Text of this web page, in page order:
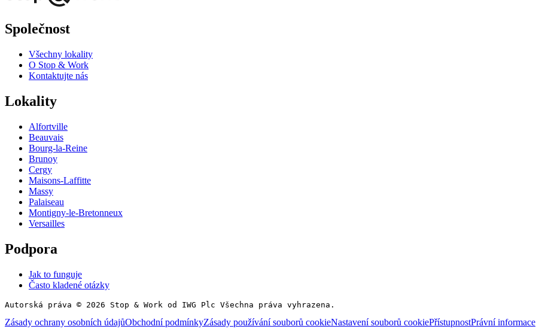
Společnost
Všechny lokality
O Stop & Work
Kontaktujte nás
Lokality
Alfortville
Beauvais
Bourg-la-Reine
Brunoy
Cergy
Maisons-Laffitte
Massy
Palaiseau
Montigny-le-Bretonneux
Versailles
Podpora
Jak to funguje
Často kladené otázky
Autorská práva © 2026 Stop & Work od IWG Plc Všechna práva vyhrazena.
Zásady ochrany osobních údajůObchodní podmínkyZásady používání souborů cookieNastavení souborů cookiePřístupnostPrávní informace